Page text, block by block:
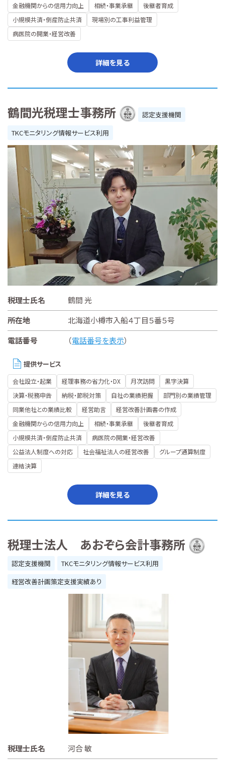
金融機関からの信用力向上
相続・事業承継
後継者育成
小規模共済・倒産防止共済
現場別の工事利益管理
病医院の開業・経営改善
詳細を見る
鶴間光税理士事務所
認定支援機関
TKCモニタリング情報サービス利用
税理士氏名
鶴間 光
所在地
北海道小樽市入船４丁目５番５号
電話番号
（電話番号を表示）
提供サービス
会社設立・起業 経理事務の省力化・DX 月次訪問
黒字決算
決算・税務申告
納税・節税対策 自社の業績把握
部門別の業績管理
同業他社との業績比較
経営助言
経営改善計画書の作成
金融機関からの信用力向上
相続・事業承継
後継者育成
小規模共済・倒産防止共済
病医院の開業・経営改善
公益法人制度への対応
社会福祉法人の経営改善
グループ通算制度
連結決算
詳細を見る
税理士法人 あおぞら会計事務所
認定支援機関
TKCモニタリング情報サービス利用
経営改善計画策定支援実績あり
税理士氏名
河合 敏